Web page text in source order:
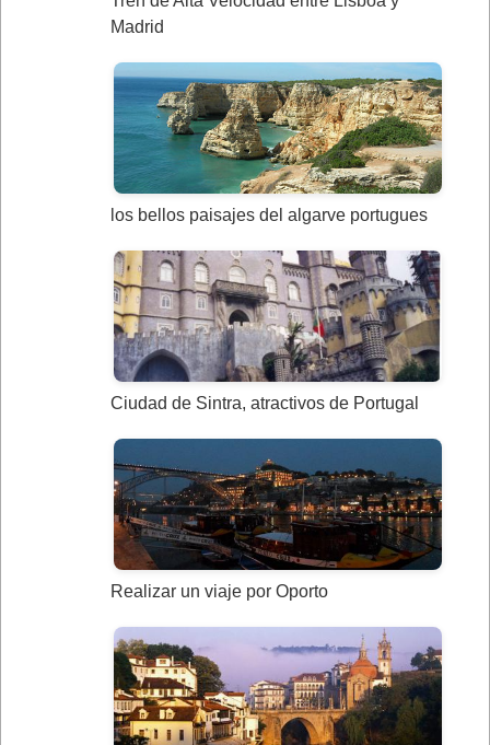
Madrid
los bellos paisajes del algarve portugues
Ciudad de Sintra, atractivos de Portugal
Realizar un viaje por Oporto